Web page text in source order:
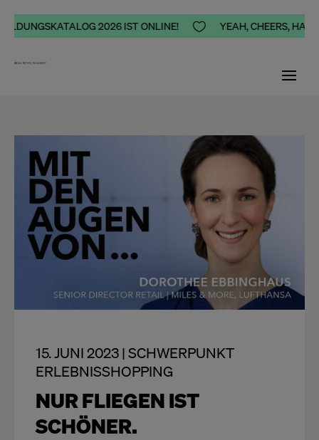
2026 IST ONLINE!  YEAH, CHEERS,
15. JUNI 2023 | SCHWERPUNKT
ERLEBNISSHOPPING
NUR FLIEGEN IST
SCHÖNER.